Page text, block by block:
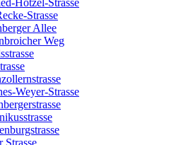
Strasse
Allee
Weg
Weyer-Strasse
Strasse